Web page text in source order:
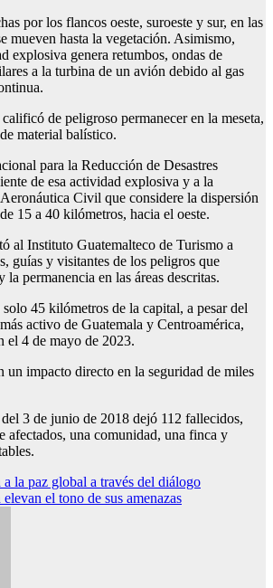
por los flancos oeste, suroeste y sur, en las
mueven hasta la vegetación. Asimismo,
explosiva genera retumbos, ondas de
a la turbina de un avión debido al gas
de peligroso permanecer en la meseta,
material balístico.
para la Reducción de Desastres
de esa actividad explosiva y a la
Civil que considere la dispersión
15 a 40 kilómetros, hacia el oeste.
al Instituto Guatemalteco de Turismo a
guías y visitantes de los peligros que
la permanencia en las áreas descritas.
45 kilómetros de la capital, a pesar del
activo de Guatemala y Centroamérica,
el 4 de mayo de 2023.
un impacto directo en la seguridad de miles
3 de junio de 2018 dejó 112 fallecidos,
afectados, una comunidad, una finca y
la paz global a través del diálogo
el tono de sus amenazas